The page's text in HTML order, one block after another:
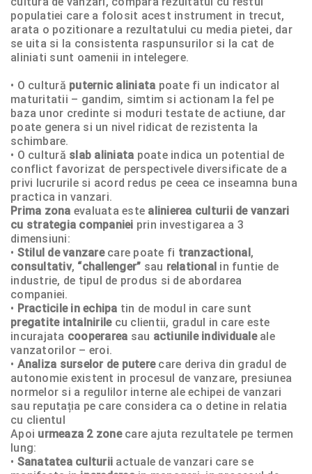
populatiei care a folosit acest instrument in trecut,
arata o pozitionare a rezultatului cu media pietei, dar
se uita si la consistenta raspunsurilor si la cat de
aliniati sunt oamenii in intelegere.
• O cultură puternic aliniata poate fi un indicator al
maturitatii – gandim, simtim si actionam la fel pe
baza unor credinte si moduri testate de actiune, dar
poate genera si un nivel ridicat de rezistenta la
schimbare.
• O cultură slab aliniata poate indica un potential de
conflict favorizat de perspectivele diversificate de a
privi lucrurile si acord redus pe ceea ce inseamna buna
practica in vanzari.
Prima zona evaluata este alinierea culturii de vanzari
cu strategia companiei prin investigarea a 3
dimensiuni:
• Stilul de vanzarecare poate fi tranzactional,
consultativ, “challenger” sau relational in funtie de
industrie, de tipul de produs si de abordarea
companiei.
• Practicile in echipa tin de modul in care sunt
pregatite intalnirilecu clientii, gradul in care este
incurajata cooperarea sau actiunile individualeale
vanzatorilor – eroi.
• Analiza surselor de puterecare deriva din gradul de
autonomie existent in procesul de vanzare, presiunea
normelor si a regulilor interne ale echipei de vanzari
sau reputația pe care considera ca o detine in relatia
cu clientul
Apoi urmeaza 2 zonecare ajuta rezultatele pe termen
lung:
• Sanatatea culturii actuale de vanzari care se